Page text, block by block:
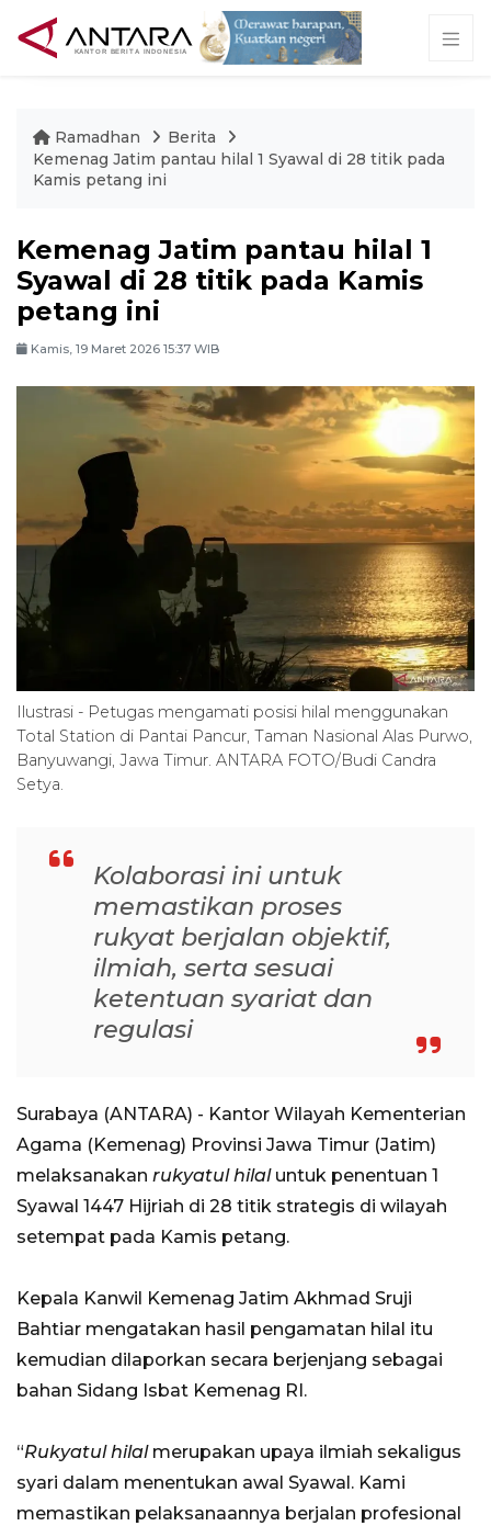
Ramadhan
Berita
Kemenag Jatim pantau hilal 1 Syawal di 28 titik pada
Kamis petang ini
Kemenag Jatim pantau hilal 1
Syawal di 28 titik pada Kamis
petang ini
Kamis, 19 Maret 2026 15:37 WIB
Ilustrasi - Petugas mengamati posisi hilal menggunakan
Total Station di Pantai Pancur, Taman Nasional Alas Purwo,
Banyuwangi, Jawa Timur. ANTARA FOTO/Budi Candra
Setya.
Kolaborasi ini untuk
memastikan proses
rukyat berjalan objektif,
ilmiah, serta sesuai
ketentuan syariat dan
regulasi
Surabaya (ANTARA) - Kantor Wilayah Kementerian
Agama (Kemenag) Provinsi Jawa Timur (Jatim)
melaksanakan rukyatul hilaluntuk penentuan 1
Syawal 1447 Hijriah di 28 titik strategis di wilayah
setempat pada Kamis petang.
Kepala Kanwil Kemenag Jatim Akhmad Sruji
Bahtiar mengatakan hasil pengamatan hilal itu
kemudian dilaporkan secara berjenjang sebagai
bahan Sidang Isbat Kemenag RI.
“Rukyatul hilalmerupakan upaya ilmiah sekaligus
syari dalam menentukan awal Syawal. Kami
memastikan pelaksanaannya berjalan profesional